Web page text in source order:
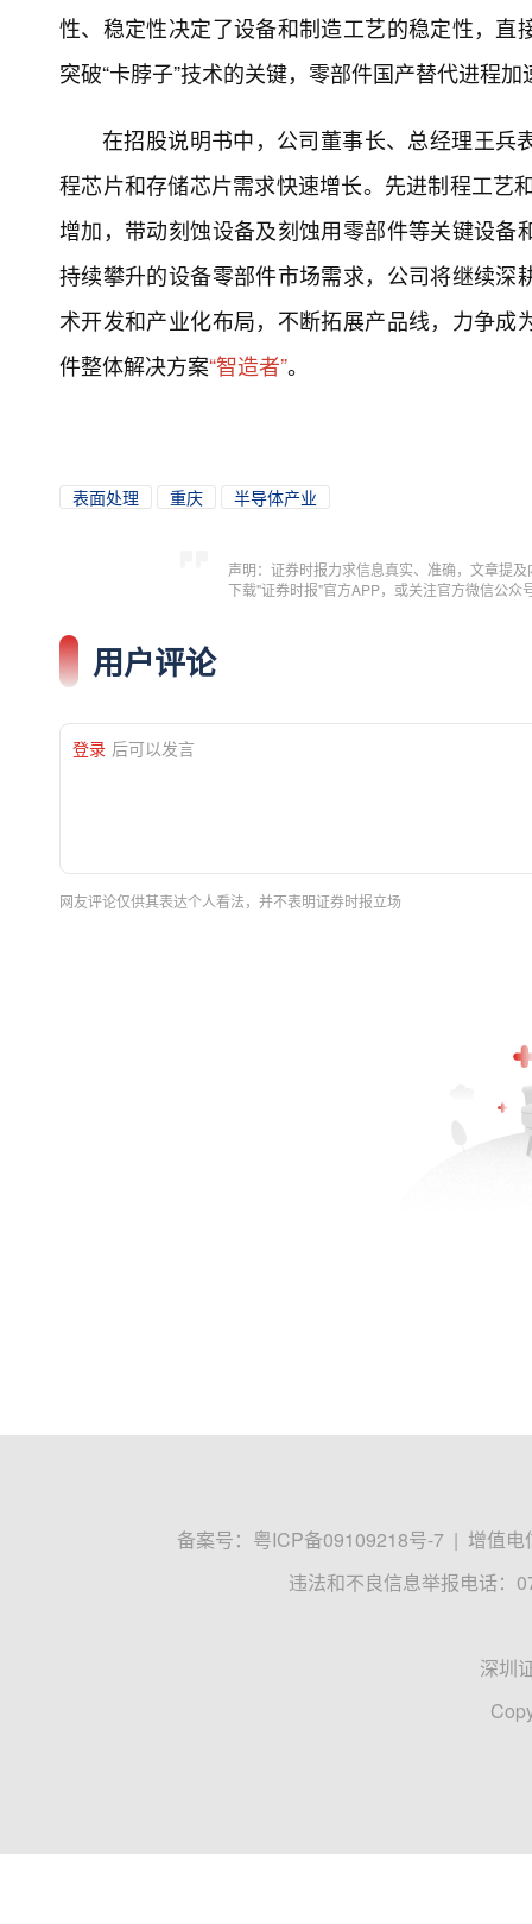
性、稳定性决定了设备和制造工艺的稳定性，
突破“卡脖子”技术的关键，零部件国产替代进程
在招股说明书中，公司董事长、总经理王
程芯片和存储芯片需求快速增长。先进制程工艺
增加，带动刻蚀设备及刻蚀用零部件等关键设
持续攀升的设备零部件市场需求，公司将继续
术开发和产业化布局，不断拓展产品线，力争
件整体解决方案“智造者”。
表面处理 重庆 半导体产业
声明：证券时报力求信息真实、准确，文章提
下载"证券时报"官方APP，或关注官方微信公
用户评论
登录 后可以发言
网友评论仅供其表达个人看法，并不表明证券时报立场
备案号： 粤ICP备09109218号-7 | 增值电
违法和不良信息举报电话：
深圳